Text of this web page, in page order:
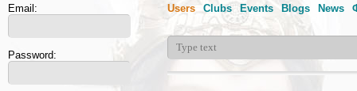
Email:
Password:
Users Clubs Events Blogs News